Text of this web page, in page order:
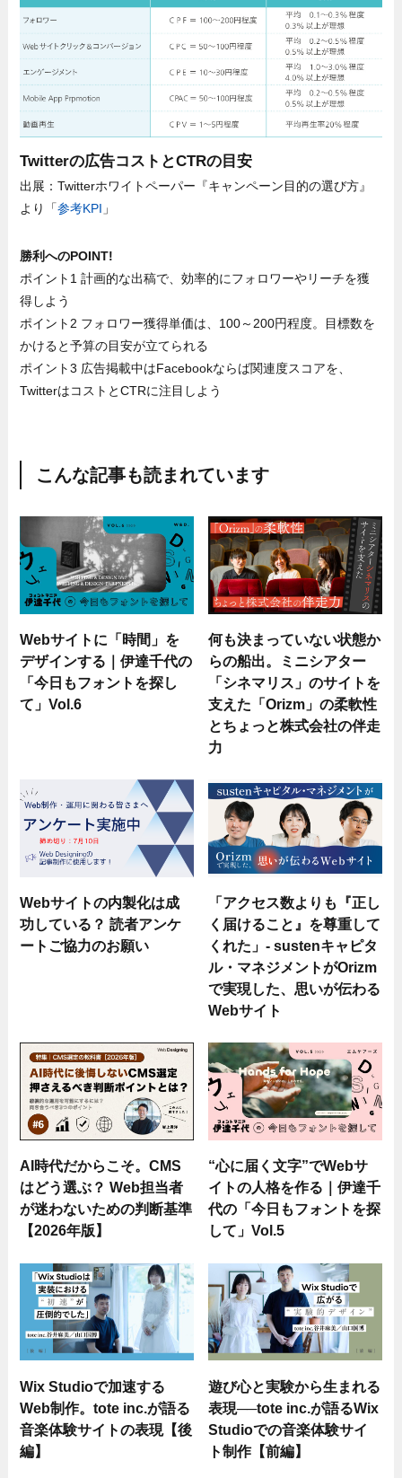
Twitterの広告コストとCTRの目安
出展：Twitterホワイトペーパー『キャンペーン目的の選び方』
より「参考KPI 」
勝利へのPOINT!
ポイント1 計画的な出稿で、効率的にフォロワーやリーチを獲
得しよう
ポイント2 フォロワー獲得単価は、100～200円程度。目標数を
かけると予算の目安が立てられる
ポイント3 広告掲載中はFacebookならば関連度スコアを、
TwitterはコストとCTRに注目しよう
こんな記事も読まれています
Webサイトに「時間」を
デザインする｜伊達千代の
「今日もフォントを探し
て」Vol.6
何も決まっていない状態か
らの船出。ミニシアター
「シネマリス」のサイトを
支えた「Orizm」の柔軟性
とちょっと株式会社の伴走
力
Webサイトの内製化は成
功している？ 読者アンケ
ートご協力のお願い
「アクセス数よりも『正し
く届けること』を尊重して
くれた」- sustenキャピタ
ル・マネジメントがOrizm
で実現した、思いが伝わる
Webサイト
AI時代だからこそ。CMS
はどう選ぶ？ Web担当者
が迷わないための判断基準
【2026年版】
“心に届く文字”でWebサ
イトの人格を作る｜伊達千
代の「今日もフォントを探
して」Vol.5
Wix Studioで加速する
Web制作。tote inc.が語る
音楽体験サイトの表現【後
編】
遊び心と実験から生まれる
表現──tote inc.が語るWix
Studioでの音楽体験サイ
ト制作【前編】